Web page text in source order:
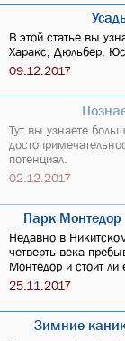
В этой статье вы
Харакс, Дюльбер,
09.12.2017
Тут вы узнаете
потенциал.
02.12.2017
Парк Монтедор
Недавно в
четверть века
Монтедор и стоит ли
25.11.2017
Зимние